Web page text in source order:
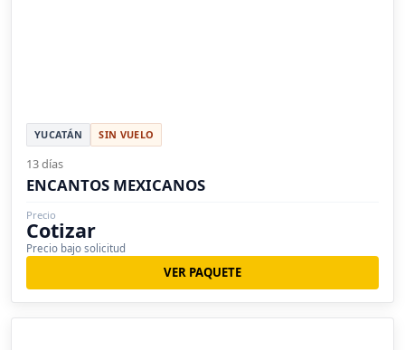
YUCATÁN SIN VUELO
13 días
ENCANTOS MEXICANOS
Precio
Cotizar
Precio bajo solicitud
VER PAQUETE